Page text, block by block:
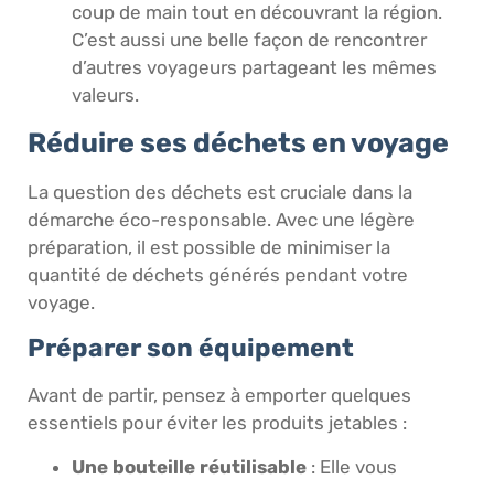
coup de main tout en découvrant la région.
C’est aussi une belle façon de rencontrer
d’autres voyageurs partageant les mêmes
valeurs.
Réduire ses déchets en voyage
La question des déchets est cruciale dans la
démarche éco-responsable. Avec une légère
préparation, il est possible de minimiser la
quantité de déchets générés pendant votre
voyage.
Préparer son équipement
Avant de partir, pensez à emporter quelques
essentiels pour éviter les produits jetables :
Une bouteille réutilisable : Elle vous